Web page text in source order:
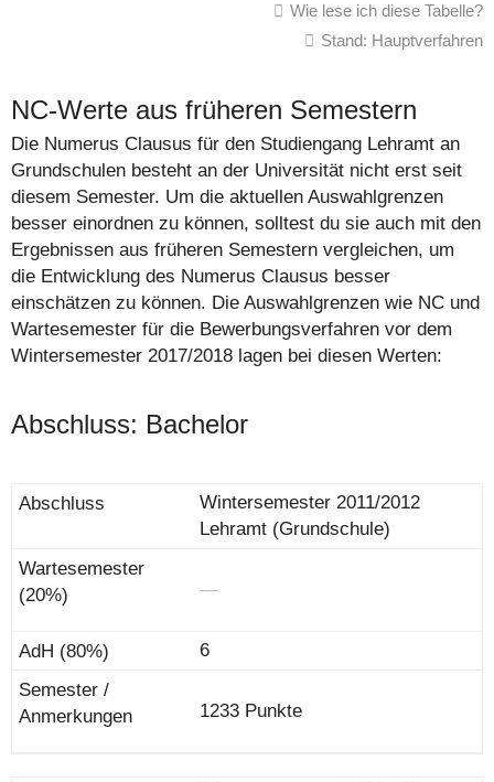
Wie lese ich diese Tabelle?
Stand: Hauptverfahren
NC-Werte aus früheren Semestern
Die Numerus Clausus für den Studiengang Lehramt an
Grundschulen besteht an der Universität nicht erst seit
diesem Semester. Um die aktuellen Auswahlgrenzen
besser einordnen zu können, solltest du sie auch mit den
Ergebnissen aus früheren Semestern vergleichen, um
die Entwicklung des Numerus Clausus besser
einschätzen zu können. Die Auswahlgrenzen wie NC und
Wartesemester für die Bewerbungsverfahren vor dem
Wintersemester 2017/2018 lagen bei diesen Werten:
Abschluss: Bachelor
Wintersemester 2011/2012
Lehramt (Grundschule)
―
6
1233 Punkte